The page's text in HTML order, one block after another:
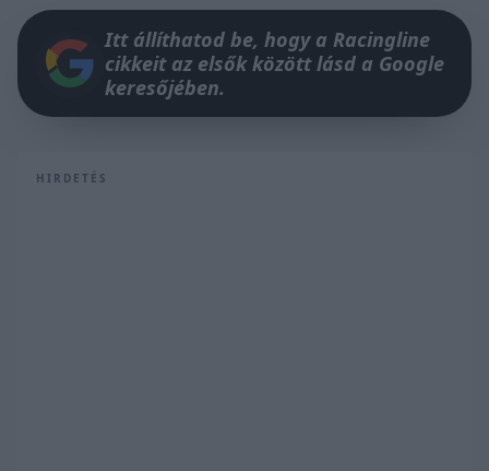
Itt állíthatod be, hogy a Racingline
cikkeit az elsők között lásd a Google
keresőjében.
HIRDETÉS